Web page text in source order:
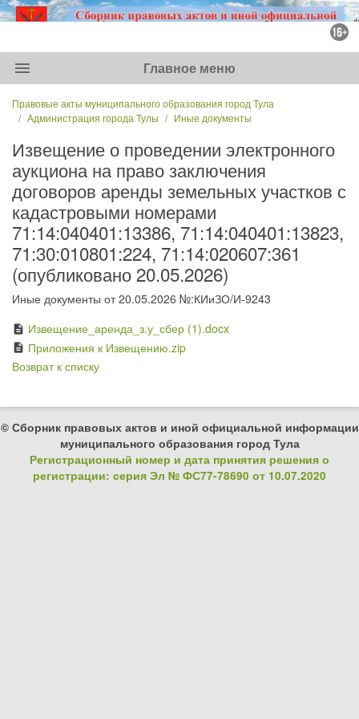
menu Главное меню
Правовые акты муниципального образования город Тула
Администрация города Тулы
Иные документы
Извещение о проведении электронного
аукциона на право заключения
договоров аренды земельных участков с
кадастровыми номерами
71:14:040401:13386, 71:14:040401:13823,
71:30:010801:224, 71:14:020607:361
(опубликовано 20.05.2026)
Иные документы от 20.05.2026 №:КИиЗО/И-9243
description Извещение_аренда_з.у_сбер (1).docx
description Приложения к Извещению.zip
Возврат к списку
© Сборник правовых актов и иной официальной информации
муниципального образования город Тула
Регистрационный номер и дата принятия решения о
регистрации: серия Эл № ФС77-78690 от 10.07.2020